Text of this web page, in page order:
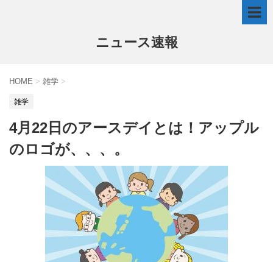
ニュース速報
HOME > 雑学 >
雑学
4月22日のアースデイとは！アップル
のロゴが、、、。